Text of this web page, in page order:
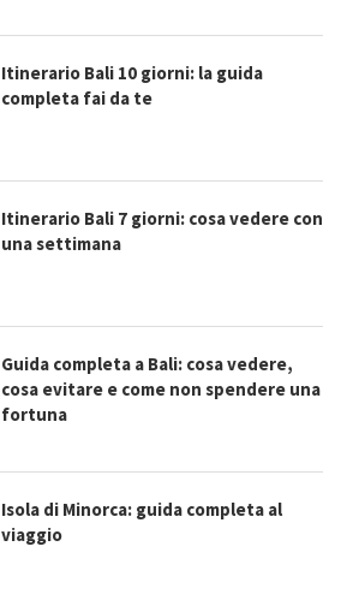
Itinerario Bali 10 giorni: la guida
completa fai da te
Itinerario Bali 7 giorni: cosa vedere con
una settimana
Guida completa a Bali: cosa vedere,
cosa evitare e come non spendere una
fortuna
Isola di Minorca: guida completa al
viaggio